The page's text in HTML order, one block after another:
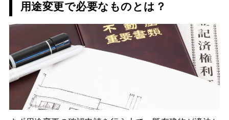
用途変更で必要なものとは？